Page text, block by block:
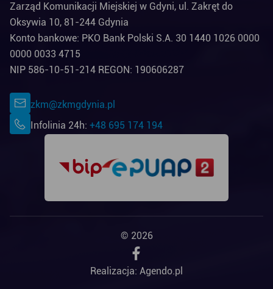
Zarząd Komunikacji Miejskiej w Gdyni, ul. Zakręt do
Oksywia 10, 81-244 Gdynia
Konto bankowe: PKO Bank Polski S.A. 30 1440 1026 0000
0000 0033 4715
NIP 586-10-51-214 REGON: 190606287
zkm@zkmgdynia.pl
Infolinia 24h: +48 695 174 194
© 2026
Realizacja: Agendo.pl